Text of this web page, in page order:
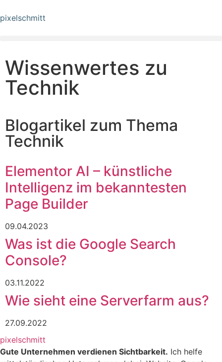
pixelschmitt
Wissenwertes zu
Technik
Blogartikel zum Thema
Technik
Elementor AI – künstliche
Intelligenz im bekanntesten
Page Builder
09.04.2023
Was ist die Google Search
Console?
03.11.2022
Wie sieht eine Serverfarm aus?
27.09.2022
pixelschmitt
Gute Unternehmen verdienen Sichtbarkeit. Ich helfe